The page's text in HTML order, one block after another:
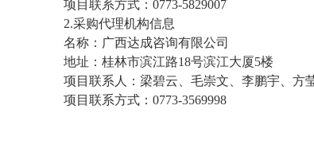
项目联系方式：0773-5829007
2.采购代理机构信息
名称：广西达成咨询有限公司
地址：桂林市滨江路18号滨江大厦5楼
项目联系人：梁碧云、毛崇文、李鹏宇、方
项目联系方式：0773-3569998